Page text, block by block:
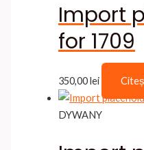
Import
for 1709
350,00lei
DYWANY